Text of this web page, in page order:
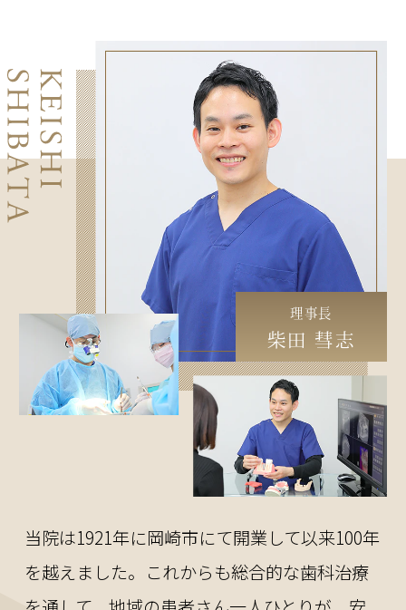
理事長
柴田 彗志
当院は1921年に岡崎市にて開業して以来100年
を越えました。これからも総合的な歯科治療